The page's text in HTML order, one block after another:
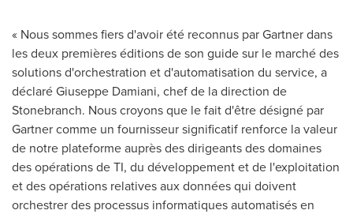
« Nous sommes fiers d'avoir été reconnus par Gartner dans
les deux premières éditions de son guide sur le marché des
solutions d'orchestration et d'automatisation du service, a
déclaré Giuseppe Damiani, chef de la direction de
Stonebranch. Nous croyons que le fait d'être désigné par
Gartner comme un fournisseur significatif renforce la valeur
de notre plateforme auprès des dirigeants des domaines
des opérations de TI, du développement et de l'exploitation
et des opérations relatives aux données qui doivent
orchestrer des processus informatiques automatisés en